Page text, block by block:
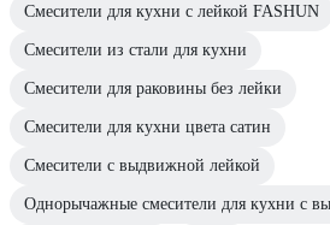
Смесители для кухни с лейкой FASHUN
Смесители из стали для кухни
Смесители для раковины без лейки
Смесители для кухни цвета сатин
Смесители с выдвижной лейкой
Однорычажные смесители для кухни с